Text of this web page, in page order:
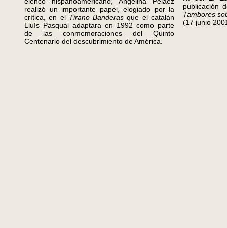
realizó un importante papel, elogiado por la
crítica, en el Tirano Banderasque el catalán
Lluís Pasqual adaptara en 1992 como parte
de las conmemoraciones del Quinto
Centenario del descubrimiento de América.
publicación
Tambores
(17 junio